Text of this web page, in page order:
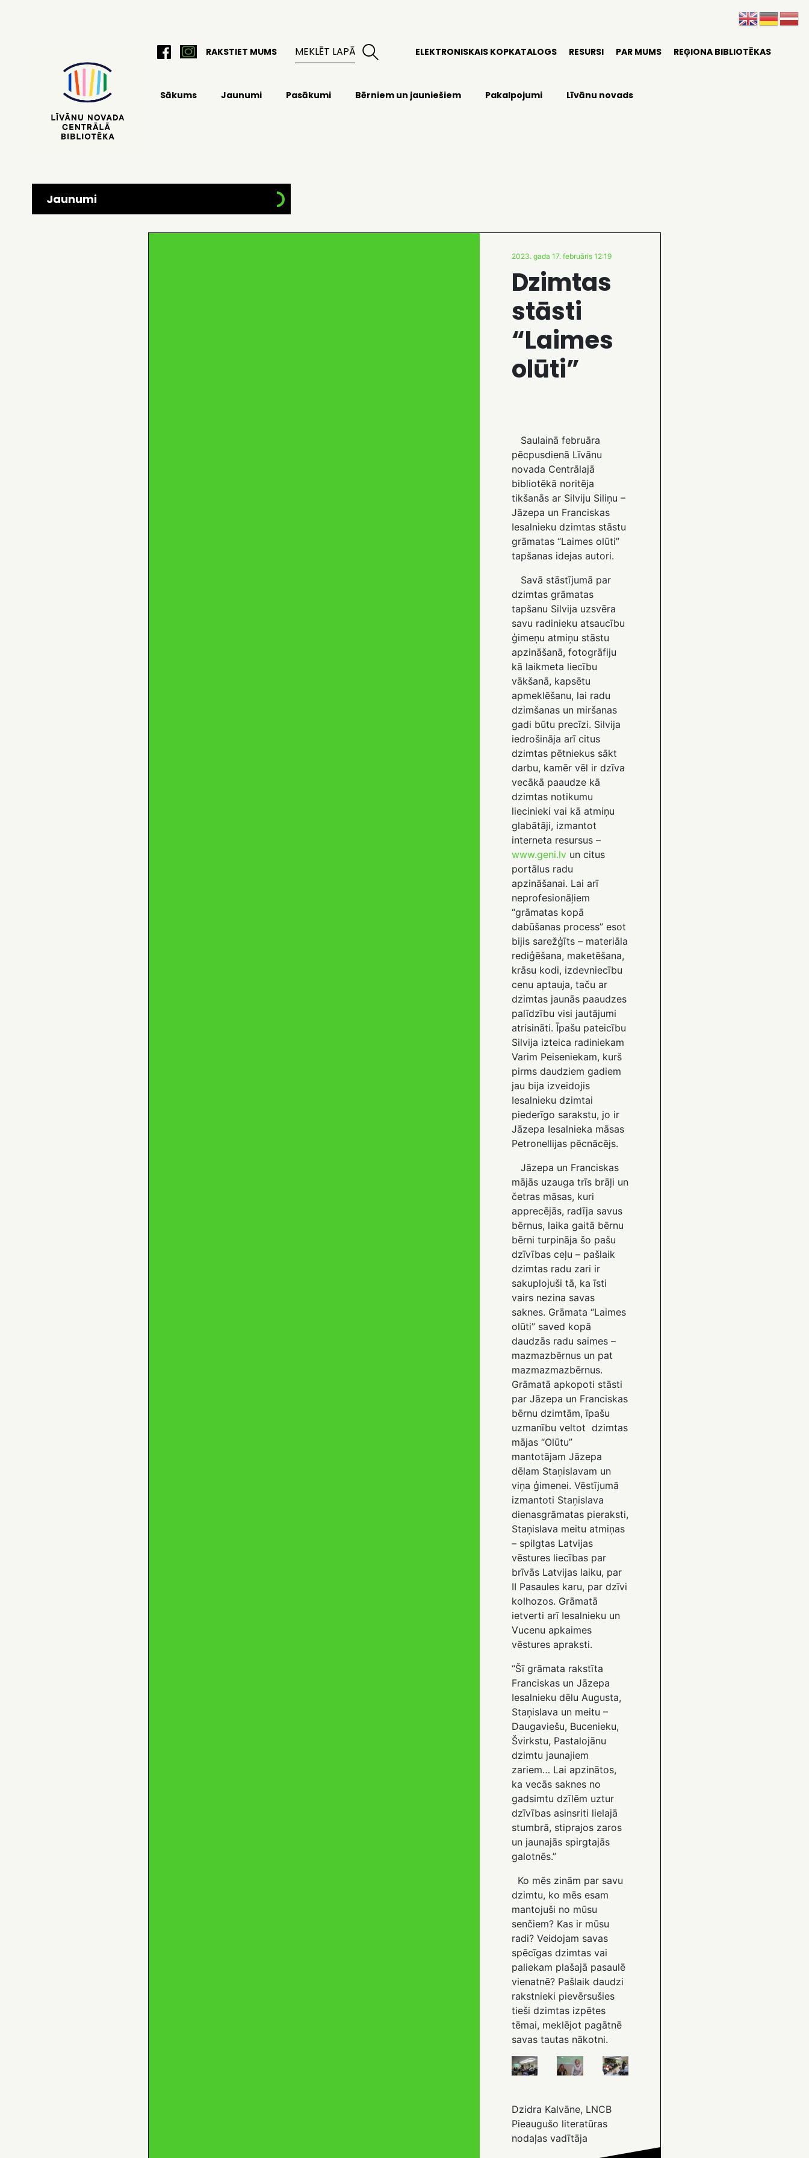
RAKSTIET MUMS ELEKTRONISKAIS KOPKATALOGS RESURSI PAR MUMS REĢIONA BIBLIOTĒKAS
Sākums Jaunumi Pasākumi Bērniem un jauniešiem Pakalpojumi Līvānu novads
Jaunumi
2023. gada 17. februāris 12:19
Dzimtas
stāsti
“Laimes
olūti”
Saulainā februāra
pēcpusdienā Līvānu
novada Centrālajā
bibliotēkā noritēja
tikšanās ar Silviju Siliņu –
Jāzepa un Franciskas
Iesalnieku dzimtas stāstu
grāmatas “Laimes olūti”
tapšanas idejas autori.
Savā stāstījumā par
dzimtas grāmatas
tapšanu Silvija uzsvēra
savu radinieku atsaucību
ģimeņu atmiņu stāstu
apzināšanā, fotogrāfiju
kā laikmeta liecību
vākšanā, kapsētu
apmeklēšanu, lai radu
dzimšanas un miršanas
gadi būtu precīzi. Silvija
iedrošināja arī citus
dzimtas pētniekus sākt
darbu, kamēr vēl ir dzīva
vecākā paaudze kā
dzimtas notikumu
liecinieki vai kā atmiņu
glabātāji, izmantot
interneta resursus –
www.geni.lv un citus
portālus radu
apzināšanai. Lai arī
neprofesionāļiem
“grāmatas kopā
dabūšanas process” esot
bijis sarežģīts – materiāla
rediģēšana, maketēšana,
krāsu kodi, izdevniecību
cenu aptauja, taču ar
dzimtas jaunās paaudzes
palīdzību visi jautājumi
atrisināti. Īpašu pateicību
Silvija izteica radiniekam
Varim Peiseniekam, kurš
pirms daudziem gadiem
jau bija izveidojis
Iesalnieku dzimtai
piederīgo sarakstu, jo ir
Jāzepa Iesalnieka māsas
Petronellijas pēcnācējs.
Jāzepa un Franciskas
mājās uzauga trīs brāļi un
četras māsas, kuri
apprecējās, radīja savus
bērnus, laika gaitā bērnu
bērni turpināja šo pašu
dzīvības ceļu – pašlaik
dzimtas radu zari ir
sakuplojuši tā, ka īsti
vairs nezina savas
saknes. Grāmata “Laimes
olūti” saved kopā
daudzās radu saimes –
mazmazbērnus un pat
mazmazmazbērnus.
Grāmatā apkopoti stāsti
par Jāzepa un Franciskas
bērnu dzimtām, īpašu
uzmanību veltot dzimtas
mājas “Olūtu”
mantotājam Jāzepa
dēlam Staņislavam un
viņa ģimenei. Vēstījumā
izmantoti Staņislava
dienasgrāmatas pieraksti,
Staņislava meitu atmiņas
– spilgtas Latvijas
vēstures liecības par
brīvās Latvijas laiku, par
II Pasaules karu, par dzīvi
kolhozos. Grāmatā
ietverti arī Iesalnieku un
Vucenu apkaimes
vēstures apraksti.
“Šī grāmata rakstīta
Franciskas un Jāzepa
Iesalnieku dēlu Augusta,
Staņislava un meitu –
Daugaviešu, Bucenieku,
Švirkstu, Pastalojānu
dzimtu jaunajiem
zariem… Lai apzinātos,
ka vecās saknes no
gadsimtu dzīlēm uztur
dzīvības asinsriti lielajā
stumbrā, stiprajos zaros
un jaunajās spirgtajās
galotnēs.”
Ko mēs zinām par savu
dzimtu, ko mēs esam
mantojuši no mūsu
senčiem? Kas ir mūsu
radi? Veidojam savas
spēcīgas dzimtas vai
paliekam plašajā pasaulē
vienatnē? Pašlaik daudzi
rakstnieki pievērsušies
tieši dzimtas izpētes
tēmai, meklējot pagātnē
savas tautas nākotni.
Dzidra Kalvāne, LNCB
Pieaugušo literatūras
nodaļas vadītāja